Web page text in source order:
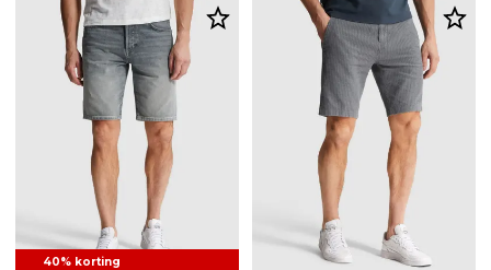
40% korting